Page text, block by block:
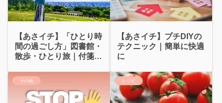
【あさイチ】「ひとり時
間の過ごし方」図書館・
散歩・ひとり旅｜付箋問
【あさイチ】プチDIYの
テクニック｜簡単に快適
に
その他 レシピ